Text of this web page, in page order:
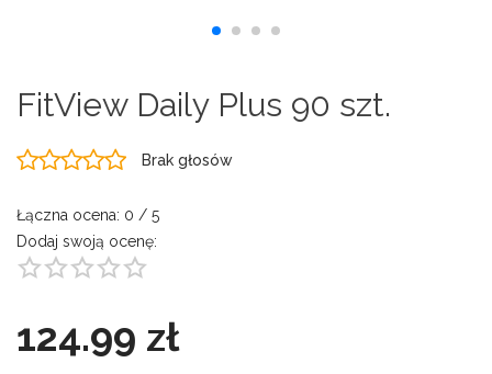
FitView Daily Plus 90 szt.
Brak głosów
Łączna ocena: 0 / 5
Dodaj swoją ocenę:
124.99 zł